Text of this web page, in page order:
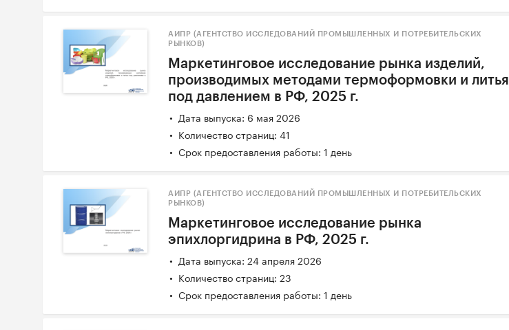
АИПР (АГЕНТСТВО ИССЛЕДОВАНИЙ ПРОМЫШЛЕННЫХ И ПОТРЕБИТЕЛЬСКИХ
РЫНКОВ)
Маркетинговое исследование рынка изделий,
производимых методами термоформовки и литья
под давлением в РФ, 2025 г.
Дата выпуска: 6 мая 2026
Количество страниц: 41
Срок предоставления работы: 1 день
АИПР (АГЕНТСТВО ИССЛЕДОВАНИЙ ПРОМЫШЛЕННЫХ И ПОТРЕБИТЕЛЬСКИХ
РЫНКОВ)
Маркетинговое исследование рынка
эпихлоргидрина в РФ, 2025 г.
Дата выпуска: 24 апреля 2026
Количество страниц: 23
Срок предоставления работы: 1 день